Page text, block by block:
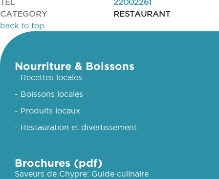
22002261
CATEGORY
RESTAURANT
back to top
Nourriture & Boissons
- Recettes locales
- Boissons locales
- Produits locaux
- Restauration et divertissement
Brochures (pdf)
Saveurs de Chypre: Guide culinaire